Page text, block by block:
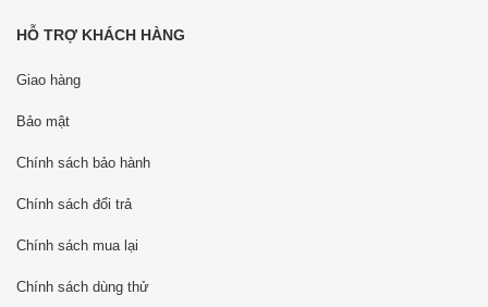
HỖ TRỢ KHÁCH HÀNG
Giao hàng
Bảo mật
Chính sách bảo hành
Chính sách đổi trả
Chính sách mua lại
Chính sách dùng thử